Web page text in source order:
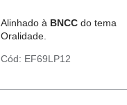
Alinhado à BNCC do tema
Oralidade.
Cód: EF69LP12